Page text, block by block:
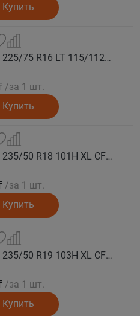
Купить
COMFORSER Автошина 225/75 R16 LT 115/112R CF1100 10PR RWL лето
/за 1 шт.
Купить
COMFORSER Автошина 235/50 R18 101H XL CF1100 RWL лето
/за 1 шт.
Купить
COMFORSER Автошина 235/50 R19 103H XL CF1100 лето
/за 1 шт.
Купить